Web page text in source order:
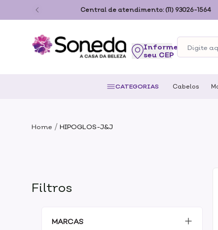
Central de atendimento: (11) 93026-1564
seu CEP
CATEGORIAS Cabelos
Home / HIPOGLOS-J&J
Filtros
MARCAS